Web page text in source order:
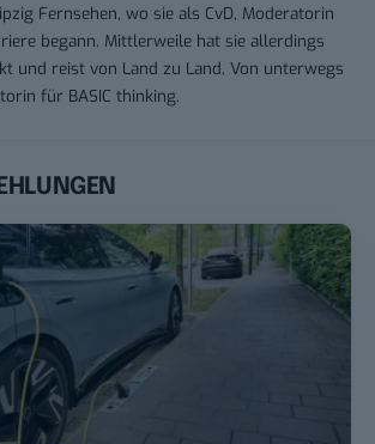
Fernsehen, wo sie als CvD, Moderatorin
begann. Mittlerweile hat sie allerdings
und reist von Land zu Land. Von unterwegs
für BASIC thinking.